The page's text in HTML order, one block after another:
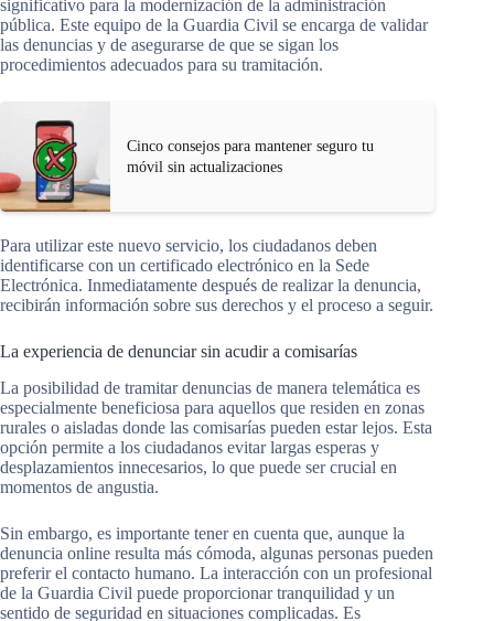
significativo para la modernización de la administración
pública. Este equipo de la Guardia Civil se encarga de validar
las denuncias y de asegurarse de que se sigan los
procedimientos adecuados para su tramitación.
Cinco consejos para mantener seguro tu
móvil sin actualizaciones
Para utilizar este nuevo servicio, los ciudadanos deben
identificarse con un certificado electrónico en la Sede
Electrónica. Inmediatamente después de realizar la denuncia,
recibirán información sobre sus derechos y el proceso a seguir.
La experiencia de denunciar sin acudir a comisarías
La posibilidad de tramitar denuncias de manera telemática es
especialmente beneficiosa para aquellos que residen en zonas
rurales o aisladas donde las comisarías pueden estar lejos. Esta
opción permite a los ciudadanos evitar largas esperas y
desplazamientos innecesarios, lo que puede ser crucial en
momentos de angustia.
Sin embargo, es importante tener en cuenta que, aunque la
denuncia online resulta más cómoda, algunas personas pueden
preferir el contacto humano. La interacción con un profesional
de la Guardia Civil puede proporcionar tranquilidad y un
sentido de seguridad en situaciones complicadas. Es